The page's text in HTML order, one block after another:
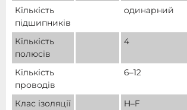
Кількість
підшипників
одинарний
Кількість
полюсів
4
Кількість
проводів
6–12
Клас ізоляції
H–F